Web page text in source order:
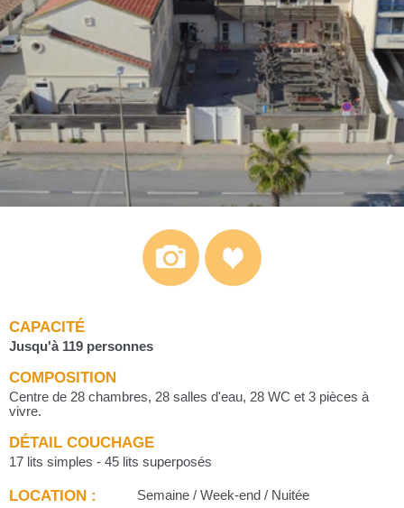
CAPACITÉ
Jusqu'à 119 personnes
COMPOSITION
Centre de 28 chambres, 28 salles d'eau, 28 WC et 3 pièces à
vivre.
DÉTAIL COUCHAGE
17 lits simples - 45 lits superposés
LOCATION : Semaine / Week-end / Nuitée